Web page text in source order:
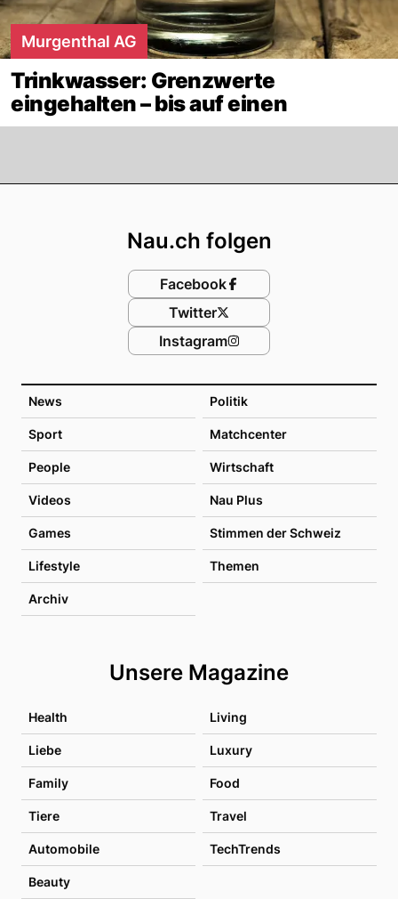
Murgenthal AG
Trinkwasser: Grenzwerte
eingehalten – bis auf einen
News Politik
Sport Matchcenter
People Wirtschaft
Videos Nau Plus
Games Stimmen der Schweiz
Lifestyle Themen
Archiv
Unsere Magazine
Health Living
Liebe Luxury
Family Food
Tiere Travel
Automobile TechTrends
Beauty
Nau.ch folgen
Facebook
Twitter
Instagram